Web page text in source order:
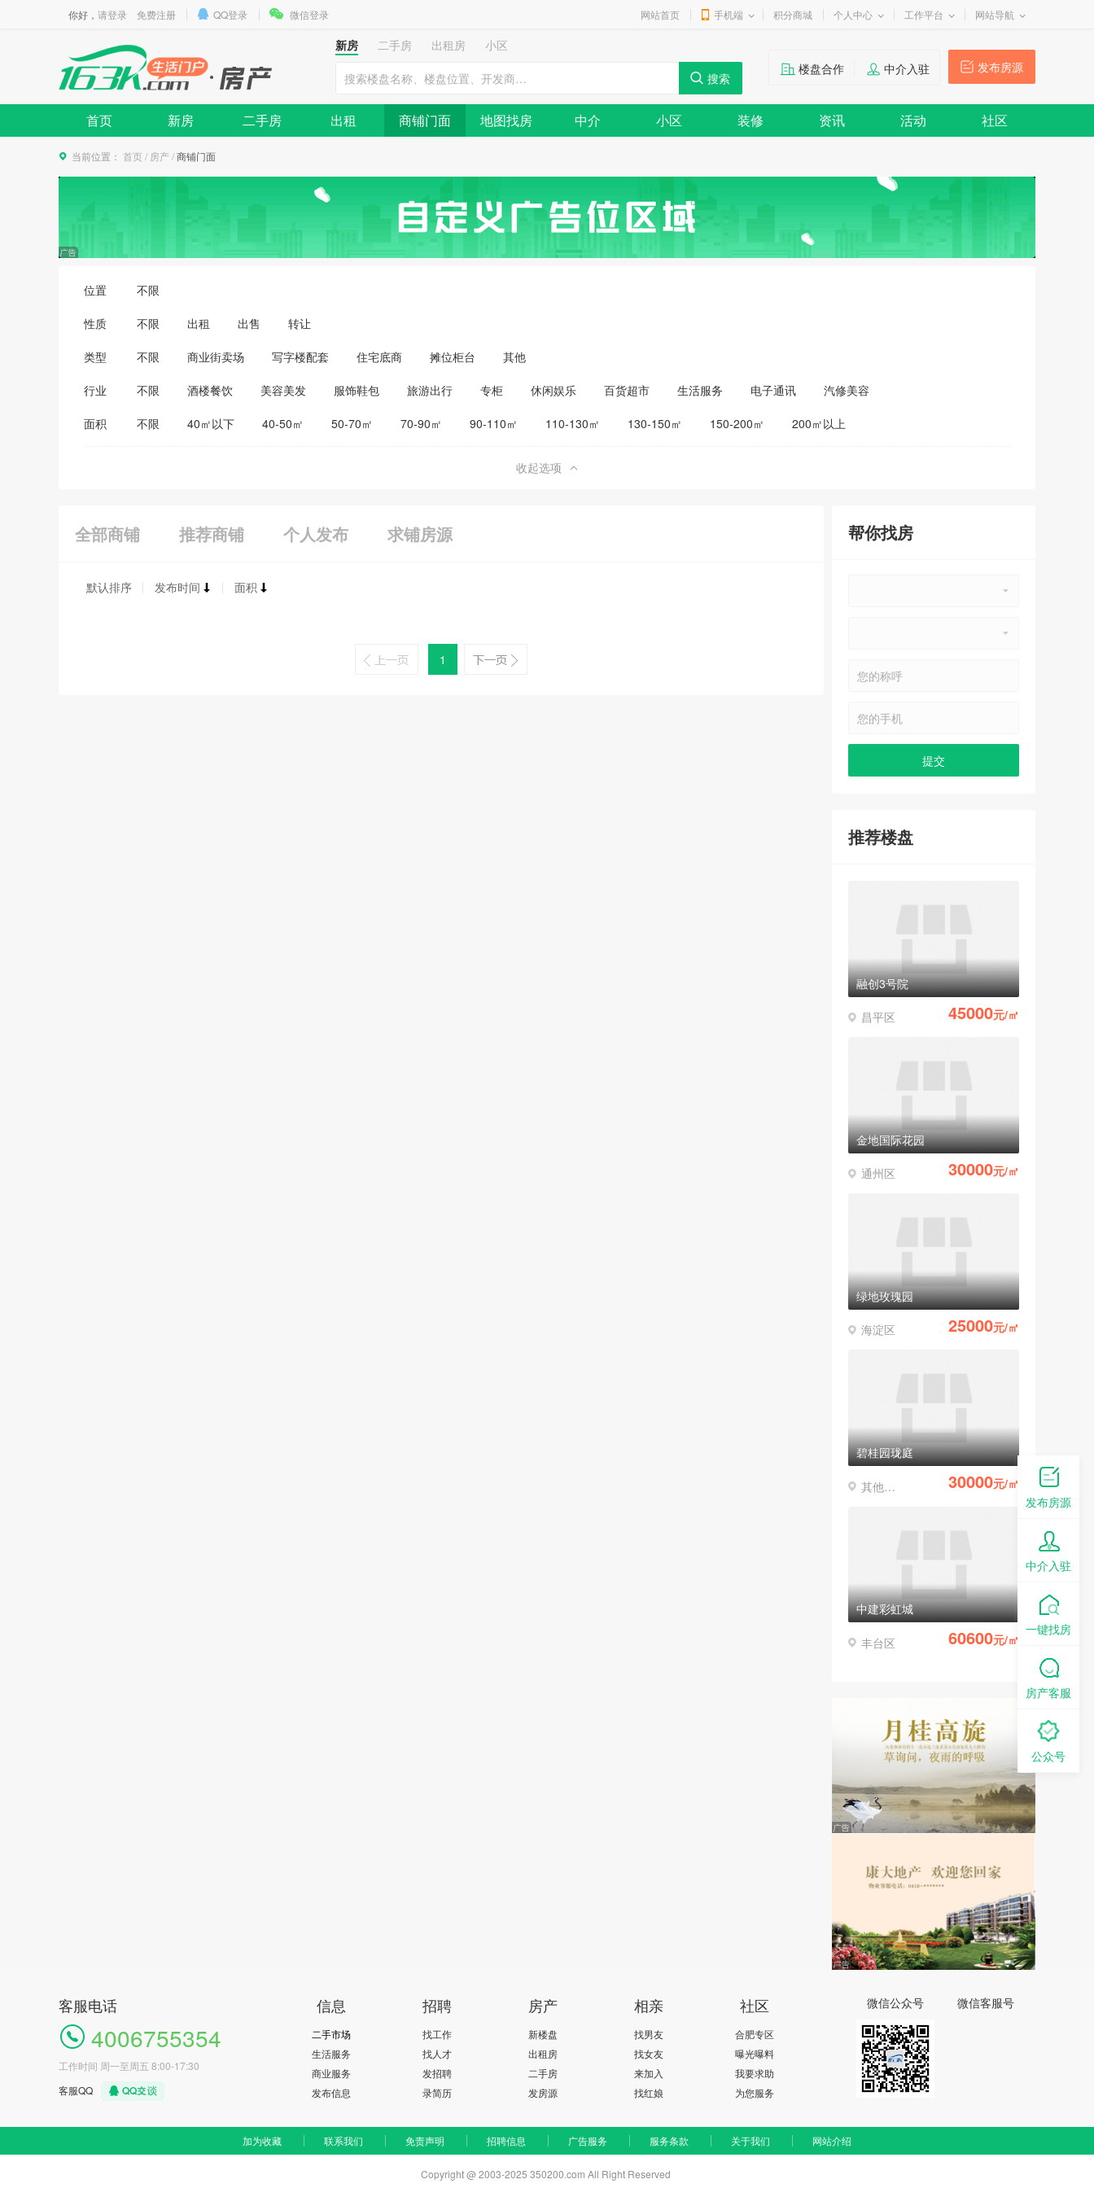
你好， 请登录 免费注册 QQ登录 微信登录 网站首页 手机端 积分商城 个人中心 工作平台 网站导航
新房 二手房 出租房
小区
发布房源
楼盘合作 中介入驻
首页 新房 二手房 出租 商铺门面 地图找房 中介 小区 装修 资讯 活动 社区
当前位置： 首页 / 房产/商铺门面
位置 不限
性质 不限 出租 出售 转让
类型 不限 商业街卖场 写字楼配套 住宅底商 摊位柜台 其他
行业 不限 酒楼餐饮 美容美发 服饰鞋包 旅游出行 专柜 休闲娱乐 百货超市 生活服务 电子通讯
汽修美容
医药保健
家居建材
面积 不限 40㎡以下 40-50㎡ 50-70㎡ 70-90㎡ 90-110㎡ 110-130㎡ 130-150㎡ 150-200㎡ 200㎡以上
收起选项
全部商铺 推荐商铺 个人发布 求铺房源
默认排序 发布时间 面积
1
帮你找房
推荐楼盘
融创3号院
昌平区 45000元/㎡
金地国际花园
通州区 30000元/㎡
绿地玫瑰园
海淀区 25000元/㎡
碧桂园珑庭
其他区县 30000元/㎡
中建彩虹城
丰台区 60600元/㎡
客服电话
4006755354
工作时间 周一至周五 8:00-17:30
客服QQ
信息
二手市场
生活服务
商业服务
发布信息
招聘
找工作
找人才
发招聘
录简历
房产
新楼盘
出租房
二手房
发房源
相亲
找男友
找女友
来加入
找红娘
社区
合肥专区
曝光曝料
我要求助
为您服务
微信公众号 微信客服号
加为收藏 联系我们 免责声明 招聘信息 广告服务 服务条款 关于我们 网站介绍
Copyright @ 2003-2025 350200.com All Right Reserved
发布房源
中介入驻
一键找房
房产客服
公众号